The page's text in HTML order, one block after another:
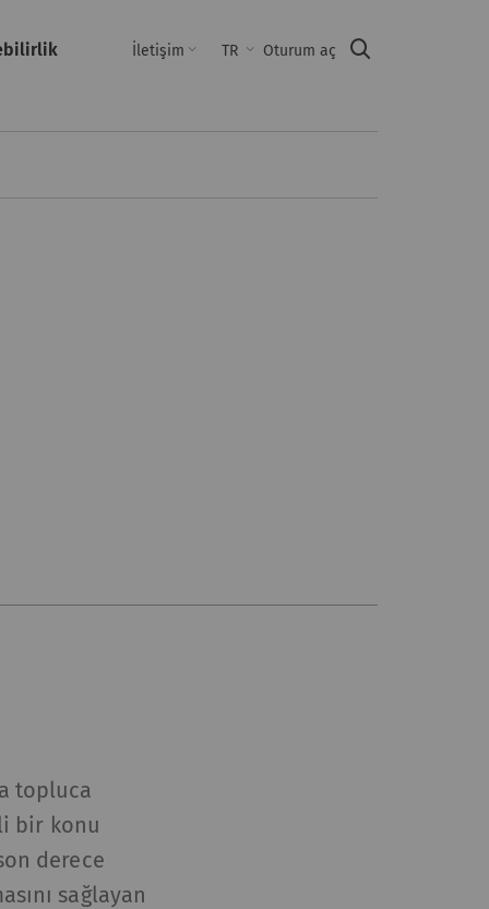
İletişim TR Oturum aç
topluca
bir konu
derece
sağlayan